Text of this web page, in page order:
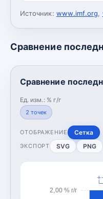
Источник: www.imf.org,
Сравнение
Сравнение
Ед. изм.: % г/г
2 точек
ОТОБРАЖЕНИЕ Сетка
ЭКСПОРТ SVG PNG
2,00 % г/г